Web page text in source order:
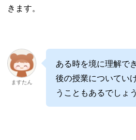
きます。
ますたん
ある時を境に理解で
後の授業についてい
うこともあるでしょ